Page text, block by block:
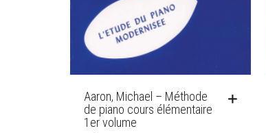
Aaron, Michael – Méthode
de piano cours élémentaire
1er volume